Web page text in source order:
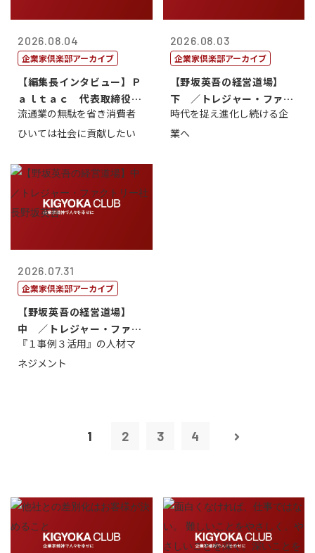
2026.08.04
企業家倶楽部アーカイブ
【編集長インタビュー】Ｐ
ａｌｔａｃ 代表取締役会
長三木田國夫
流通業の無駄を省き消費者
ひいては社会に貢献したい
2026.08.03
企業家倶楽部アーカイブ
【野坂英吾の経営道場】
下 ／トレジャー・ファク
トリー社長野坂...
時代を捉え進化し続ける企
業へ
2026.07.31
企業家倶楽部アーカイブ
【野坂英吾の経営道場】
中 ／トレジャー・ファク
トリー社長野坂...
『１事例３活用』の人材マ
ネジメント
1 2 3 4